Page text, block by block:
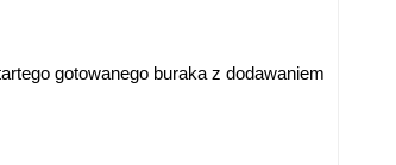
gotowanego buraka z dodawaniem